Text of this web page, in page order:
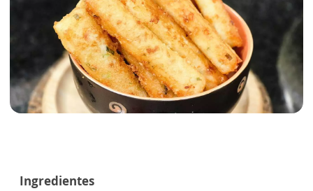
Ingredientes